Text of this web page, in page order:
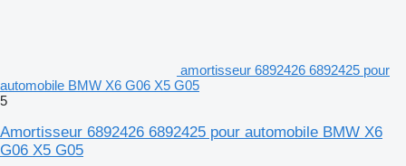
amortisseur 6892426 6892425 pour
automobile BMW X6 G06 X5 G05
5
Amortisseur 6892426 6892425 pour automobile BMW X6
G06 X5 G05